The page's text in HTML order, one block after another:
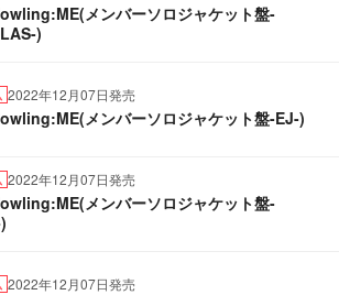
メンバーソロジャケット盤-
)
2022年12月07日発売
メンバーソロジャケット盤-EJ-)
2022年12月07日発売
メンバーソロジャケット盤-
2022年12月07日発売